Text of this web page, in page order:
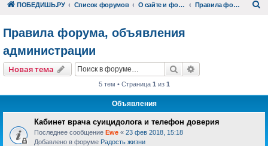
ПОБЕДИШЬ.РУ Список форумов О сайте и форуме Правила форума, объявления администрации
Правила форума, объявления
администрации
Новая тема Поиск
5 тем • Страница 1 из 1
Объявления
Кабинет врача суицидолога и телефон доверия
Последнее сообщение Ewe « 23 фев 2018, 15:18
Добавлено в форуме Радость жизни